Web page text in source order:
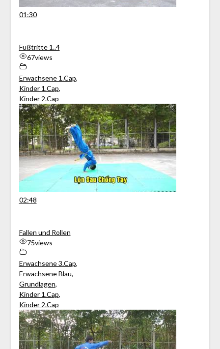
01:30
Fußtritte 1..4
67views
Erwachsene 1.Cap,
Kinder 1.Cap,
Kinder 2.Cap
02:48
Fallen und Rollen
75views
Erwachsene 3.Cap,
Erwachsene Blau,
Grundlagen,
Kinder 1.Cap,
Kinder 2.Cap